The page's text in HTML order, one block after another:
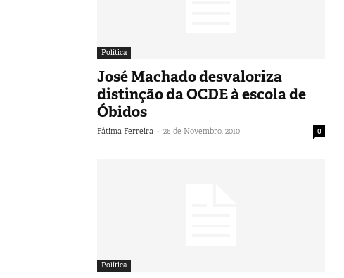
Política
José Machado desvaloriza
distinção da OCDE à escola de
Óbidos
Fátima Ferreira - 26 de Novembro, 2010 0
Política